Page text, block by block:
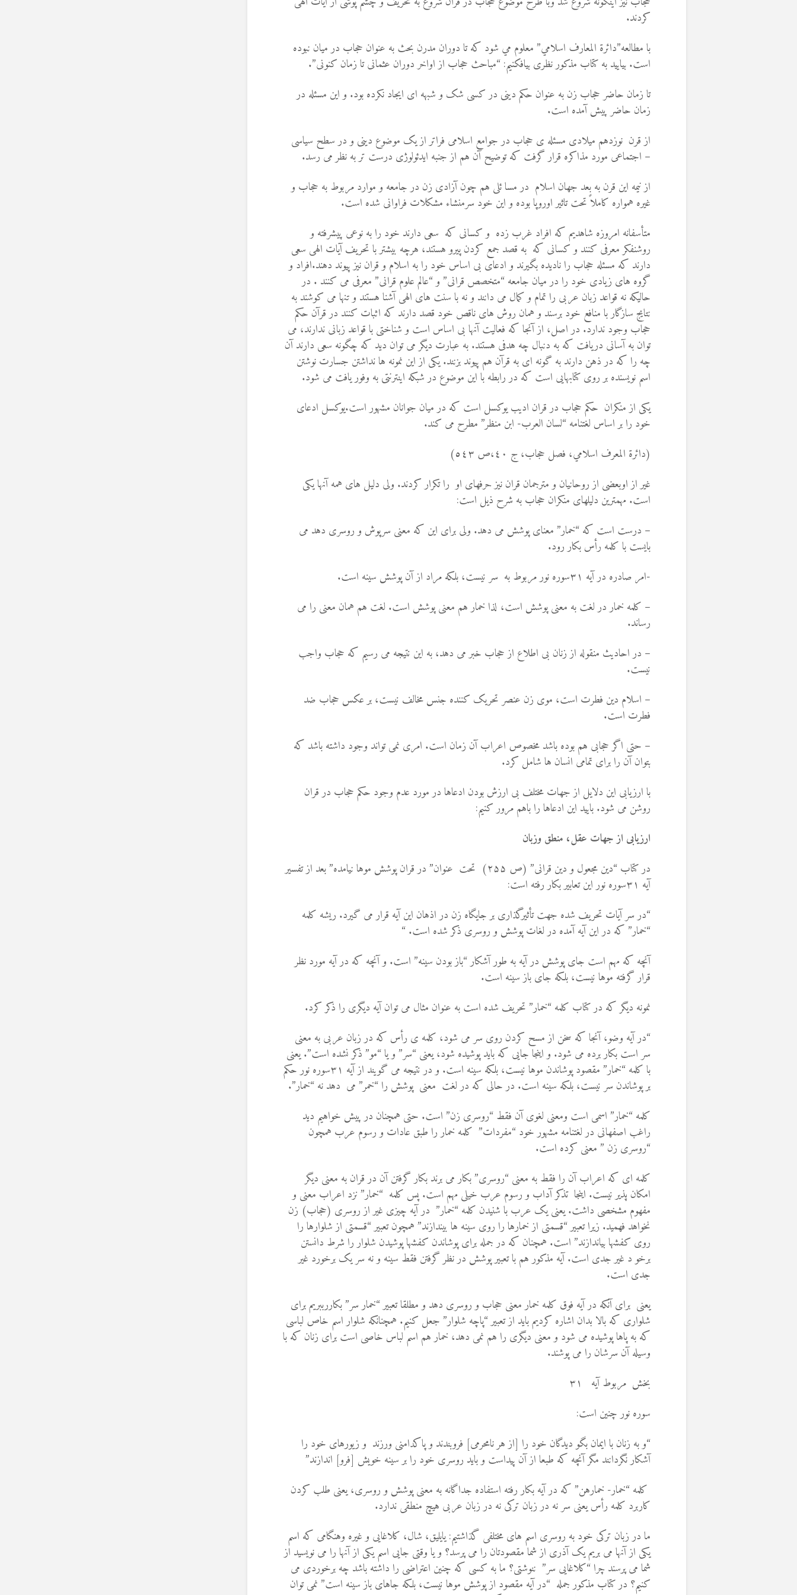
کردند.
با مطالعه”دائرة المعارف اسلامي” معلوم مي شود كه تا دوران مدرن بحث به عنوان حجاب در میان نبوده
است. بیایید به کتاب مذکور نظری بیافکنیم: “مباحث حجاب از اواخر دوران عثمانی تا زمان کنونی”.
تا زمان حاضر حجاب زن به عنوان حکم دینی در کسی شک و شبهه ای ایجاد نکرده بود. و این مسئله در
زمان حاضر پیش آمده است.
از قرن نوزدهم میلادی مسئله ی حجاب در جوامع اسلامی فراتر از یک موضوع دینی و در سطح سیاسی
– اجتماعی مورد مذاکره قرار گرفت که توضیح آن هم از جنبه ایدئولوژی درست تر به نظر می رسد.
از نیمه این قرن به بعد جهان اسلام در مسا ئلی هم چون آزادی زن در جامعه و موارد مربوط به حجاب و
غیره همواره کاملاً تحت تاثیر اوروپا بوده و این خود سرمنشاء مشکلات فراوانی شده است.
متأسفانه امروزه شاهدیم که افراد غرب زده و کسانی که سعی دارند خود را به نوعی پیشرفته و
روشنفکر معرفی کنند و کسانی که به قصد جمع کردن پیرو هستند، هرچه بیشتر با تحریف آیات الهی سعی
دارند که مسئله حجاب را نادیده بگیرند و ادعای بی اساس خود را به اسلام و قران نیز پیوند دهند.افراد و
گروه های زیادی خود را در میان جامعه “متخصص قرانی” و “عالم علوم قرانی” معرفی می کنند . در
حالیکه نه قواعد زبان عربی را تمام و کمال می دانند و نه با سنت های الهی آشنا هستند و تنها می کوشند به
نتایج سازگار با منافع خود برسند و همان روش های ناقص خود قصد دارند که اثبات کنند در قرآن حکم
حجاب وجود ندارد. در اصل، از آنجا که فعالیت آنها بی اساس است و شناختی با قواعد زبانی ندارند، می
توان به آسانی دریافت که به دنبال چه هدفی هستند. به عبارت دیگر می توان دید که چگونه سعی دارند آن
چه را که در ذهن دارند به گونه ای به قرآن هم پیوند بزنند. یکی از این نمونه ها نداشتن جسارت نوشتن
اسم نویسنده بر روی کتابهایی است که در رابطه با این موضوع در شبکه اینترنتی به وفور یافت می شود.
یکی از منکران حکم حجاب در قران ادیب یوکسل است که در میان جوانان مشهور است.یوکسل ادعای
خود را بر اساس لغتنامه “لسان العرب- ابن منظر” مطرح می کند.
(دائرة المعرف اسلامي، فصل حجاب، ج ٤٠،ص ٥٤٣)
غير از اوبعضی از روحانیان و مترجمان قران نیز حرفهای او را تکرار کردند. ولی دلیل های همه آنها یکی
است. مهمترین دلیلهای منکران حجاب به شرح ذیل است:
– درست است که “خمار” معنای پوشش می دهد. ولی برای این که معنی سرپوش و روسری دهد می
بایست با کلمه رأس بکار رود.
-امر صادره در آیه ۳۱سوره نور مربوط به سر نیست، بلکه مراد از آن پوشش سینه است.
– کلمه خمار در لغت به معنی پوشش است، لذا خمار هم معنی پوشش است. لغت هم همان معنی را می
رساند.
– در احادیث منقوله از زنان بی اطلاع از حجاب خبر می دهد، به این نتیجه می رسیم که حجاب واجب
نیست.
– اسلام دین فطرت است، موی زن عنصر تحریک کننده جنس مخالف نیست، بر عکس حجاب ضد
فطرت است.
– حتی اگر حجابی هم بوده باشد مخصوص اعراب آن زمان است. امری نمی تواند وجود داشته باشد که
بتوان آن را برای تمامی انسان ها شامل کرد.
با ارزیابی این دلایل از جهات مختلف بی ارزش بودن ادعاها در مورد عدم وجود حکم حجاب در قران
روشن می شود. بایید این ادعاها را باهم مرور کنیم:
ارزیابی از جهات عقل، منطق وزبان
در کتاب “دین مجعول و دین قرانی” (ص ۲۵۵) تحت عنوان” در قران پوشش موها نیامده” بعد از تفسیر
آیه ۳۱سوره نور این تعابیر بکار رفته است:
“در سر آیات تحریف شده جهت تأثیرگذاری بر جایگاه زن در اذهان این آیه قرار می گیرد. ریشه کلمه
“خمار” که در این آیه آمده در لغات پوشش و روسری ذکر شده است. “
آنچه که مهم است جای پوشش در آیه به طور آشکار “باز بودن سینه” است. و آنچه که در آیه مورد نظر
قرار گرفته موها نیست، بلکه جای باز سینه است.
نمونه دیگر که در کتاب کلمه “خمار” تحریف شده است به عنوان مثال می توان آیه دیگری را ذکر کرد.
“در آیه وضو، آنجا که سخن از مسح کردن روی سر می شود، کلمه ی رأس که در زبان عربی به معنی
سر است بکار برده می شود. و اینجا جایی که باید پوشیده شود، یعنی “سر” و یا “مو” ذکر نشده است”. یعنی
با کلمه “خمار” مقصود پوشاندن موها نیست، بلکه سینه است. و در نتیجه می گویند از آیه ۳۱سوره نور حکم
بر پوشاندن سر نیست، بلکه سینه است. در حالی که در لغت معنی پوشش را “خمر” می دهد نه “خمار”.
کلمه “خمار” اسمی است ومعنی لغوی آن فقط “روسری زن” است. حتی همچنان در پیش خواهیم دید
راغب اصفهانی در لغتنامه مشهور خود “مفردات” کلمه خمار را طبق عادات و رسوم عرب همچون
“روسری زن ” معنی کرده است.
کلمه ای که اعراب آن را فقط به معنی “روسری” بکار می برند بکار گرفتن آن در قران به معنی دیگر
امکان پذیر نیست. اینجا تذکر آداب و رسوم عرب خیلی مهم است. پس کلمه “خمار” نزد اعراب معنی و
مفهوم مشخصی داشت. یعنی یک عرب با شنیدن کلمه “خمار” در آیه چیزی غیر از روسری (حجاب) زن
نخواهد فهمید. زیرا تعبیر “قسمتی از خمارها را روی سینه ها بیندازند” همچون تعبیر “قسمتی از شلوارها را
روی کفشها بیاندازند” است. همچنان که در جمله برای پوشاندن کفشها پوشیدن شلوار را شرط دانستن
برخو د غیر جدی است. آیه مذکور هم با تعبیر پوشش در نظر گرفتن فقط سینه و نه سر یک برخورد غیر
جدی است.
یعنی برای آنکه در آیه فوق کلمه خمار معنی حجاب و روسری دهد و مطلقا تعبیر “خمار سر” بکاررببریم برای
شلواری که بالا بدان اشاره کردیم باید از تعبیر “پاچه شلوار” جعل کنیم. همچنانکه شلوار اسم خاص لباسی
که به پاها پوشیده می شود و معنی دیگری را هم نمی دهد، خمار هم اسم لباس خاصی است برای زنان که با
وسیله آن سرشان را می پوشند.
بخش مربوط آیه ۳۱
سوره نور چنین است:
“و به زنان با ايمان بگو ديدگان خود را [از هر نامحرمى] فروبندند و پاكدامنى ورزند و زيورهاى خود را
آشكار نگردانند مگر آنچه كه طبعا از آن پيداست و بايد روسرى خود را بر سينه خويش [فرو] اندازند”
کلمه “خمار- خمارهن” که در آیه بکار رفته استفاده جداگانه به معنی پوشش و روسری، یعنی طلب کردن
کاربرد کلمه رأس یعنی سر نه در زبان ترکی نه در زبان عربی هیچ منطقی ندارد.
ما در زبان ترکی خود به روسری اسم های مختلفی گذاشتیم: یایلیق، شال، کلاغایی و غیره وهنگامی که اسم
یکی از آنها می بریم یک آذری از شما مقصودتان را می پرسد؟ و یا وقتی جایی اسم یکی از آنها را می نویسید از
شما می پرسند چرا “کلاغایی سر” ننوشتی؟ ما به کسی که چنین اعتراضی را داشته باشد چه برخوردی می
کنیم؟ در کتاب مذکور جمله “در آیه مقصود از پوشش موها نیست، بلکه جاهای باز سینه است” نمی توان